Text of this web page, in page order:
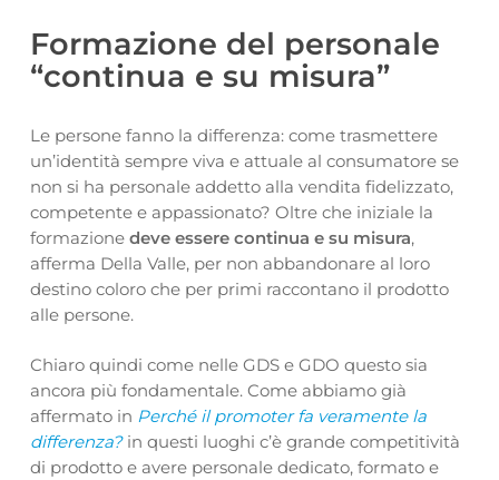
Formazione del personale
“continua e su misura”
Le persone fanno la differenza: come trasmettere
un’identità sempre viva e attuale al consumatore se
non si ha personale addetto alla vendita fidelizzato,
competente e appassionato? Oltre che iniziale la
formazione deve essere continua e su misura,
afferma Della Valle, per non abbandonare al loro
destino coloro che per primi raccontano il prodotto
alle persone.
Chiaro quindi come nelle GDS e GDO questo sia
ancora più fondamentale. Come abbiamo già
affermato in Perché il promoter fa veramente la
differenza?in questi luoghi c’è grande competitività
di prodotto e avere personale dedicato, formato e